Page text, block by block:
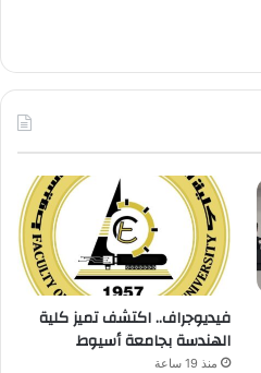
فيديوجراف.. اكتشف تميز كلية
الهندسة بجامعة أسيوط
منذ 19 ساعة